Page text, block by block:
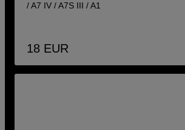
/ A7 IV / A7S III / A1
18 EUR